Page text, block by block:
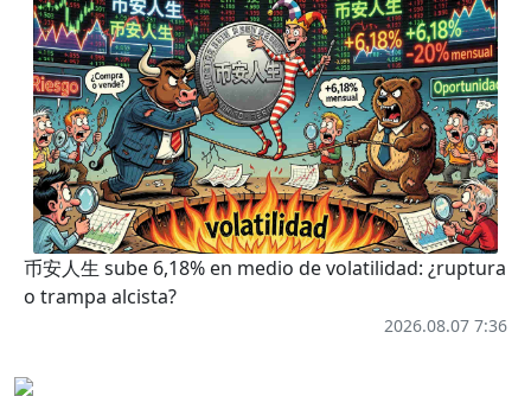
币安人生 sube 6,18% en medio de volatilidad: ¿ruptura
o trampa alcista?
2026.08.07 7:36